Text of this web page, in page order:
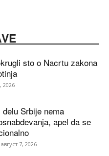
sto o Nacrtu zakona
2026
Srbije nema
apel da se
август 7, 2026